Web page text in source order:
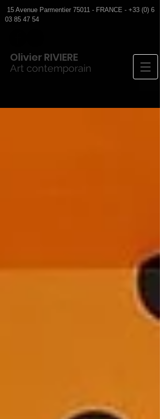
OlivierRIVIERE
Art contemporain
15 Avenue Parmentier 75011 - FRANCE - +33 (0) 6
03 85 47 54